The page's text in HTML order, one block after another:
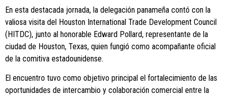
En esta destacada jornada, la delegación panameña contó con la
valiosa visita del Houston International Trade Development Council
(HITDC), junto al honorable Edward Pollard, representante de la
ciudad de Houston, Texas, quien fungió como acompañante oficial
de la comitiva estadounidense.
El encuentro tuvo como objetivo principal el fortalecimiento de las
oportunidades de intercambio y colaboración comercial entre la